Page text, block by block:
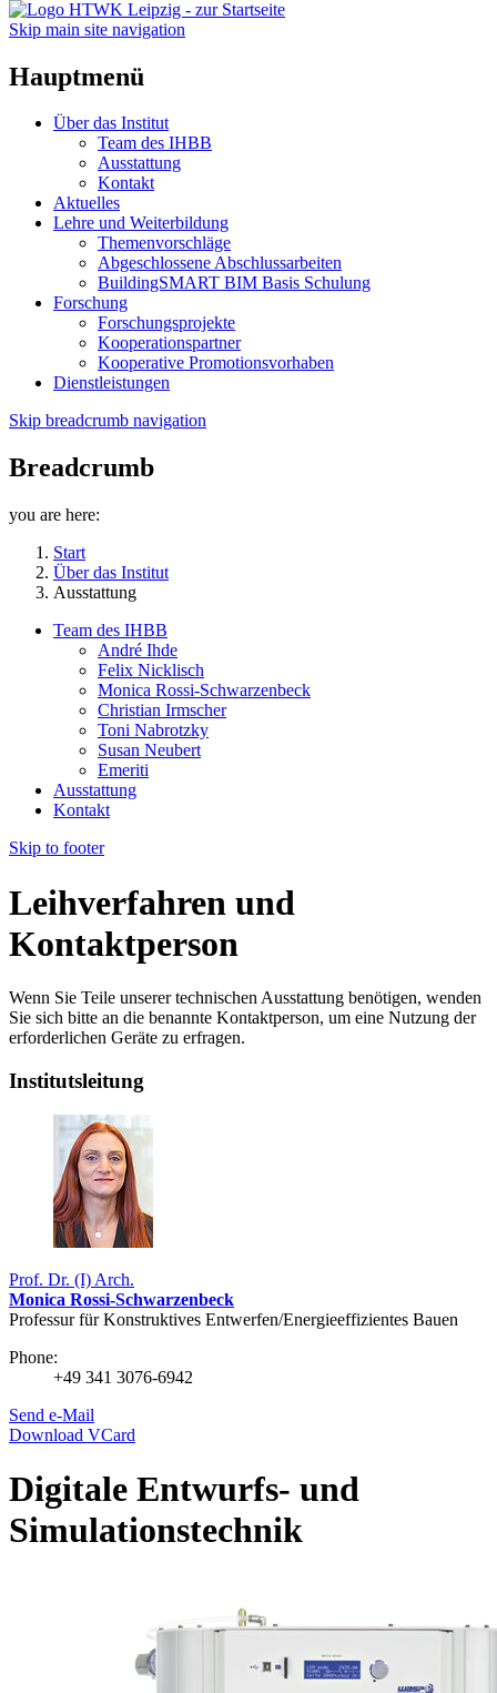
Skip main site navigation
Hauptmenü
Über das Institut
Team des IHBB
Ausstattung
Kontakt
Aktuelles
Lehre und Weiterbildung
Themenvorschläge
Abgeschlossene Abschlussarbeiten
BuildingSMART BIM Basis Schulung
Forschung
Forschungsprojekte
Kooperationspartner
Kooperative Promotionsvorhaben
Dienstleistungen
Skip breadcrumb navigation
Breadcrumb
you are here:
Start
Über das Institut
Ausstattung
Team des IHBB
André Ihde
Felix Nicklisch
Monica Rossi-Schwarzenbeck
Christian Irmscher
Toni Nabrotzky
Susan Neubert
Emeriti
Ausstattung
Kontakt
Skip to footer
Leihverfahren und
Kontaktperson
Wenn Sie Teile unserer technischen Ausstattung benötigen, wenden
Sie sich bitte an die benannte Kontaktperson, um eine Nutzung der
erforderlichen Geräte zu erfragen.
Institutsleitung
Prof. Dr. (I) Arch.
Monica Rossi-Schwarzenbeck
Professur für Konstruktives Entwerfen/Energieeffizientes Bauen
Phone:
+49 341 3076-6942
Send e-Mail
Download VCard
Digitale Entwurfs‑ und
Simulationstechnik